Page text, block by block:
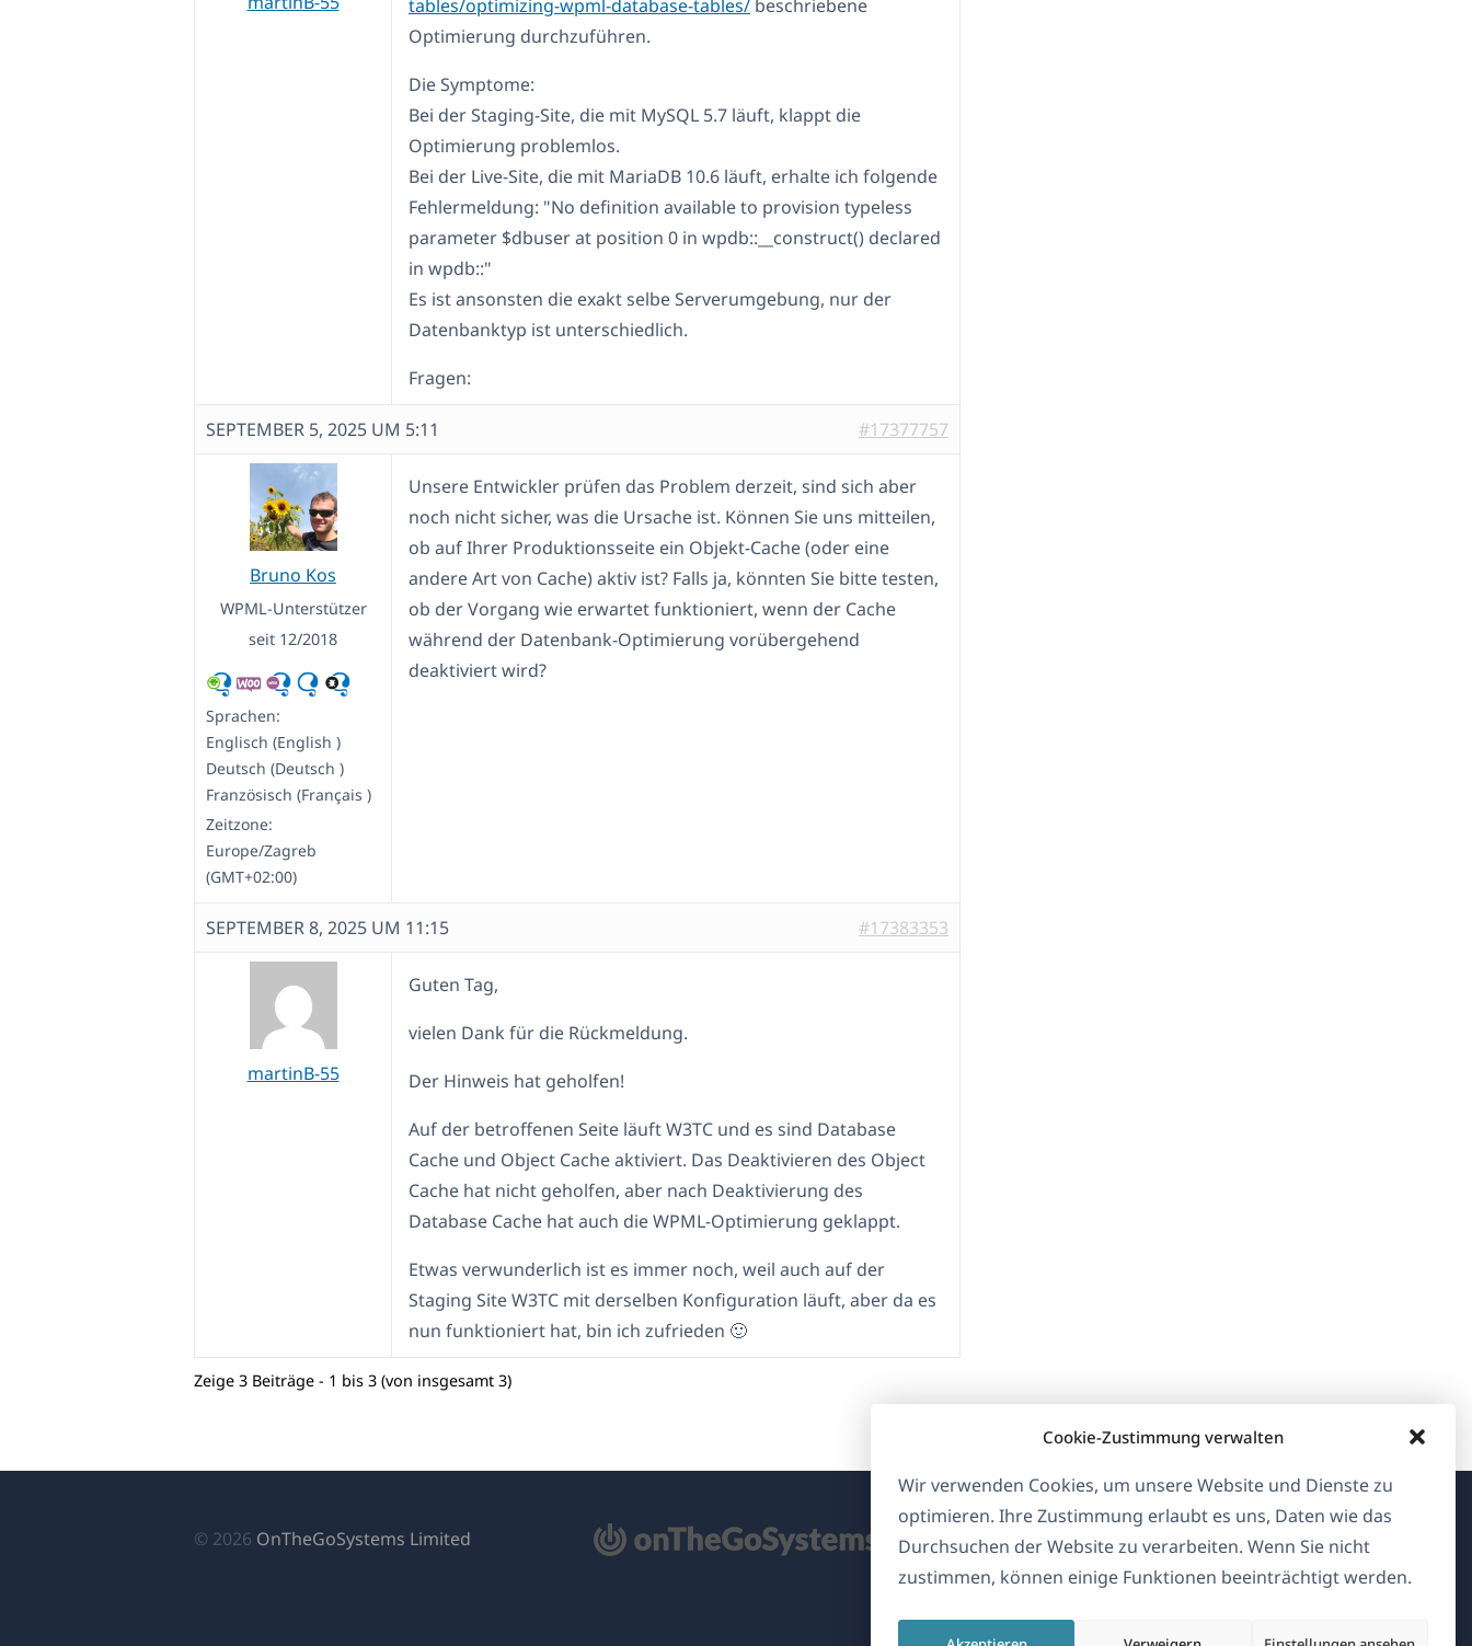
Cookie-Zustimmung verwalten
Wir verwenden Cookies, um unsere Website und Dienste zu
optimieren. Ihre Zustimmung erlaubt es uns, Daten wie das
Durchsuchen der Website zu verarbeiten. Wenn Sie nicht
zustimmen, können einige Funktionen beeinträchtigt werden.
tables/optimizing-wpml-database-tables/ beschriebene
Optimierung durchzuführen.
Die Symptome:
Bei der Staging-Site, die mit MySQL 5.7 läuft, klappt die
Optimierung problemlos.
Bei der Live-Site, die mit MariaDB 10.6 läuft, erhalte ich folgende
Fehlermeldung: "No definition available to provision typeless
parameter $dbuser at position 0 in wpdb::__construct() declared
in wpdb::"
Es ist ansonsten die exakt selbe Serverumgebung, nur der
Datenbanktyp ist unterschiedlich.
Fragen:
SEPTEMBER 5, 2025 UM 5:11 #17377757
Bruno Kos
WPML-Unterstützer
seit 12/2018
Sprachen:
Englisch (English )
Deutsch (Deutsch )
Französisch (Français )
Zeitzone:
Europe/Zagreb
(GMT+02:00)
Unsere Entwickler prüfen das Problem derzeit, sind sich aber
noch nicht sicher, was die Ursache ist. Können Sie uns mitteilen,
ob auf Ihrer Produktionsseite ein Objekt-Cache (oder eine
andere Art von Cache) aktiv ist? Falls ja, könnten Sie bitte testen,
ob der Vorgang wie erwartet funktioniert, wenn der Cache
während der Datenbank-Optimierung vorübergehend
deaktiviert wird?
SEPTEMBER 8, 2025 UM 11:15 #17383353
martinB-55
Guten Tag,
vielen Dank für die Rückmeldung.
Der Hinweis hat geholfen!
Auf der betroffenen Seite läuft W3TC und es sind Database
Cache und Object Cache aktiviert. Das Deaktivieren des Object
Cache hat nicht geholfen, aber nach Deaktivierung des
Database Cache hat auch die WPML-Optimierung geklappt.
Etwas verwunderlich ist es immer noch, weil auch auf der
Staging Site W3TC mit derselben Konfiguration läuft, aber da es
nun funktioniert hat, bin ich zufrieden 🙂
Zeige 3 Beiträge - 1 bis 3 (von insgesamt 3)
© 2026 OnTheGoSystems Limited
Über WPML
DSGVO & Datenschutzrichtlinie
Unserem Team beitreten